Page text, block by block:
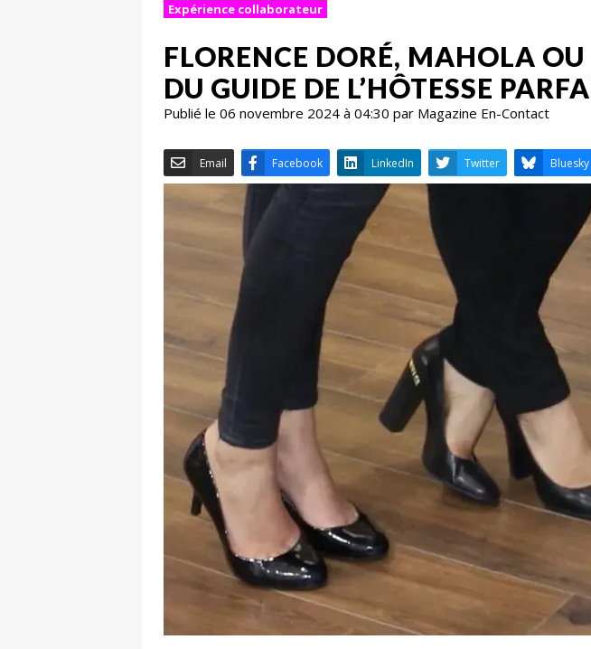
Expérience collaborateur
FLORENCE DORÉ, MAHOLA OU
DU GUIDE DE L’HÔTESSE
Publié le 06 novembre 2024 à 04:30 par Magazine En-Contact
Facebook